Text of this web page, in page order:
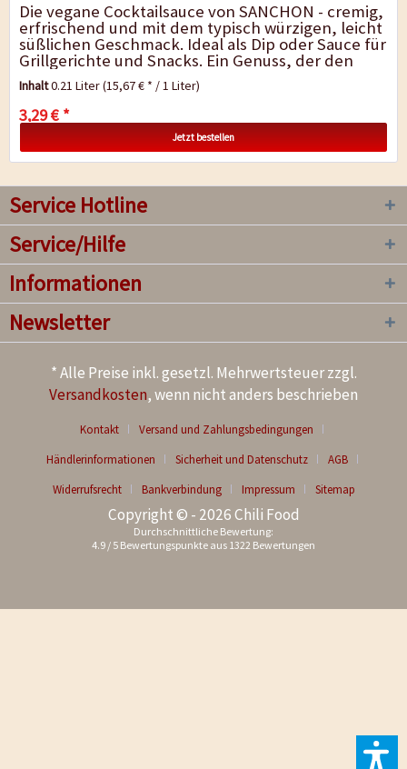
Die vegane Cocktailsauce von SANCHON - cremig,
erfrischend und mit dem typisch würzigen, leicht
süßlichen Geschmack. Ideal als Dip oder Sauce für
Grillgerichte und Snacks. Ein Genuss, der den
Geschmacksknospen schmeichelt! Vegan -...
Inhalt0.21 Liter(15,67 € * / 1 Liter)
3,29 € *
Jetzt bestellen
Service Hotline
Service/Hilfe
Informationen
Newsletter
* Alle Preise inkl. gesetzl. Mehrwertsteuer zzgl.
Versandkosten, wenn nicht anders beschrieben
Kontakt
Versand und Zahlungsbedingungen
Händlerinformationen
Sicherheit und Datenschutz
AGB
Widerrufsrecht
Bankverbindung Impressum Sitemap
Copyright © - 2026 Chili Food
Durchschnittliche Bewertung:
4.9 / 5 Bewertungspunkte aus 1322 Bewertungen